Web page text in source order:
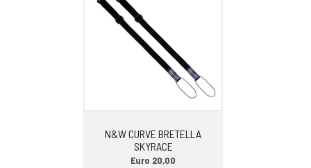
invece più rigida e stabilizzante sulla zona del mesopiede. In questo
modo abbiamo il giusto compromesso tra ammortizzazione e
-BATTISTRADA. La Sportiva Ultra Raptor 3 Gore-Tex monta la suola
Frixion white. È una mescola che assicura buon grip e buona durata
contro l’usura. I Tasselli nel battistrada hanno un’altezza di circa 4, 5
N&W CURVE BRETELLA
SKYRACE
Euro 20,00